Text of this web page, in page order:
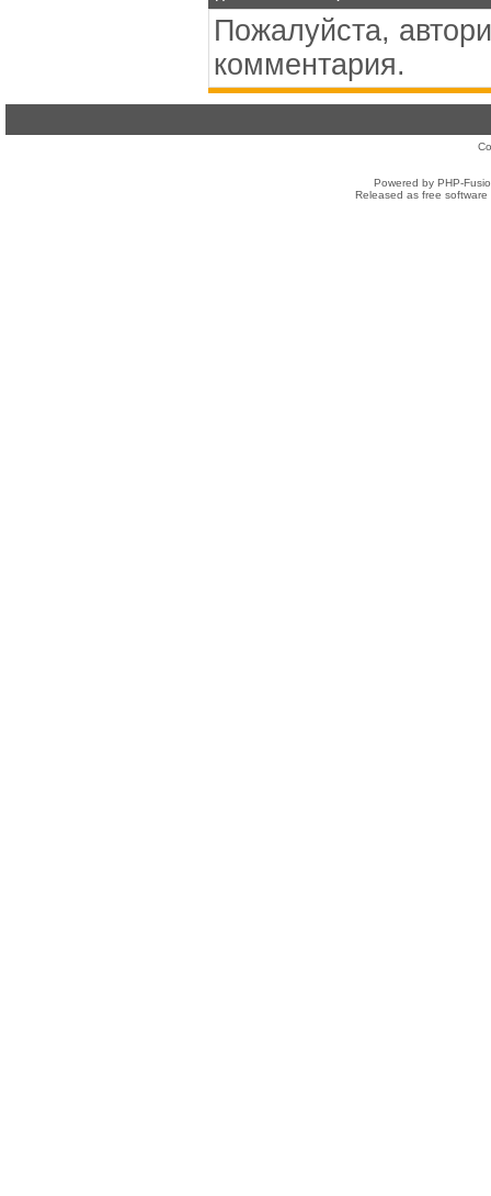
Пожалуйста,
комментария.
Powered by PHP-
Released as free